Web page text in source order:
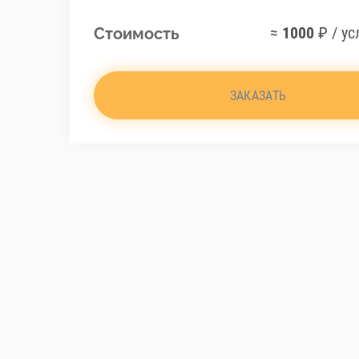
Стоимость ≈ 1000 ₽ /
ЗАКАЗАТЬ